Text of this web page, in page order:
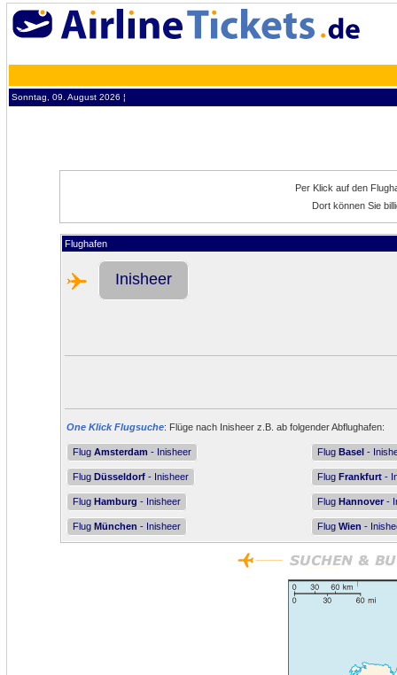
Sonntag, 09. August 2026 ¦
Per Klick auf den
Dort können Sie
Flughafen
Inisheer
One Klick Flugsuche: Flüge nach Inisheer z.B. ab folgender Abflughafen:
Flug Amsterdam - Inisheer Flug Basel -
Flug Düsseldorf - Inisheer Flug Frankfurt -
Flug Hamburg - Inisheer Flug Hannover -
Flug München - Inisheer Flug Wien -